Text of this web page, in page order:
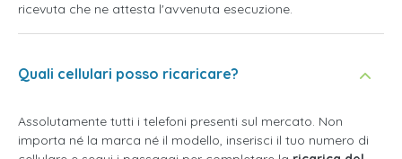
ricevuta che ne attesta l'avvenuta esecuzione.
Quali cellulari posso ricaricare?
Assolutamente tutti i telefoni presenti sul mercato. Non
importa né la marca né il modello, inserisci il tuo numero di